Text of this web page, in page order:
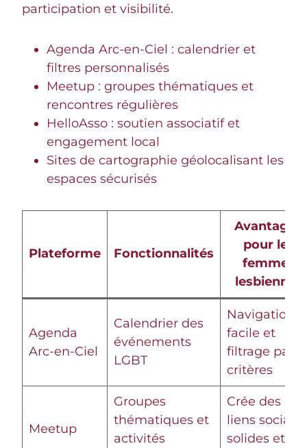
participation et visibilité.
Agenda Arc-en-Ciel : calendrier et
filtres personnalisés
Meetup : groupes thématiques et
rencontres régulières
HelloAsso : soutien associatif et
engagement local
Sites de cartographie géolocalisant les
espaces sécurisés
Plateforme Fonctionnalités
Avantages
pour les
femmes
lesbiennes
Agenda
Arc-en-Ciel
Calendrier des
événements
LGBT
Navigation
facile et
filtrage par
critères
Meetup
Groupes
thématiques et
activités
Crée des
liens sociaux
solides et